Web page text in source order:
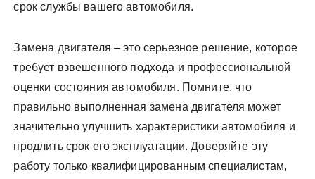
срок службы вашего автомобиля.
Замена двигателя – это серьезное решение, которое
требует взвешенного подхода и профессиональной
оценки состояния автомобиля. Помните, что
правильно выполненная замена двигателя может
значительно улучшить характеристики автомобиля и
продлить срок его эксплуатации. Доверяйте эту
работу только квалифицированным специалистам,